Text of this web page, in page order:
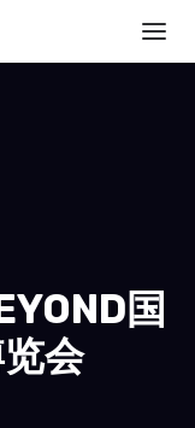
国
会